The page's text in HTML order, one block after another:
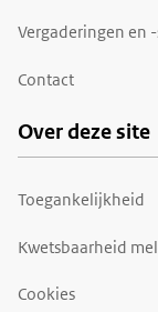
Vergaderingen en
Contact
Over deze site
Toegankelijkheid
Kwetsbaarheid
Cookies